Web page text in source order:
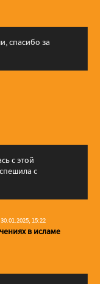
спасибо за
с этой
с
30.01.2025, 15:22
в исламе